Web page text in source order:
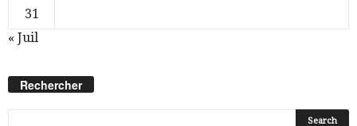
31
« Juil
Rechercher